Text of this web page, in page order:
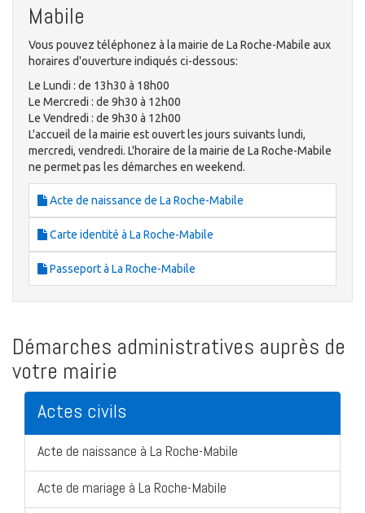
Mabile
Vous pouvez téléphonez à la mairie de La Roche-Mabile aux
horaires d'ouverture indiqués ci-dessous:
Le Lundi : de 13h30 à 18h00
Le Mercredi : de 9h30 à 12h00
Le Vendredi : de 9h30 à 12h00
L'accueil de la mairie est ouvert les jours suivants lundi,
mercredi, vendredi. L'horaire de la mairie de La Roche-Mabile
ne permet pas les démarches en weekend.
Acte de naissance de La Roche-Mabile
Carte identité à La Roche-Mabile
Passeport à La Roche-Mabile
Démarches administratives auprès de
votre mairie
Actes civils
Acte de naissance à La Roche-Mabile
Acte de mariage à La Roche-Mabile